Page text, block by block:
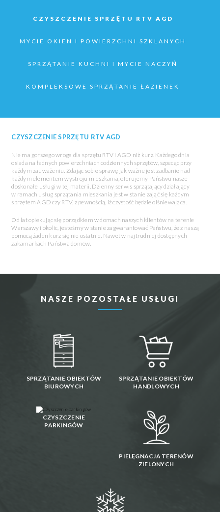
CZYSZCZENIE SPRZĘTU RTV AGD
MYCIE OKIEN I POWIERZCHNI SZKLANYCH
SPRZĄTANIE KUCHNI I MYCIE NACZYŃ
KOMPLEKSOWE SPRZĄTANIE ŁAZIENEK
CZYSZCZENIE SPRZĘTU RTV AGD
Nie ma gorszego wroga dla sprzętu RTV i AGD niż kurz. Każdego dnia
osiada na ładnych powierzchniach codziennych sprzętów, szpecąc przy
każdym zauważeniu. Zdając sobie sprawę jak ważne jest zadbanie nad
każdym elementem wystroju mieszkania, oferujemy Państwu nasze
doskonałe usługi w tej materii. Dzienny serwis sprzątający działający
w ramach usług sprzątania mieszkania jest w stanie zająć się każdym
sprzętem AGD czy RTV, z pewnością, iż czystość będzie olśniewająca.
Od lat opiekując się porządkiem w domach naszych klientów na terenie
Warszawy i okolic, jesteśmy w stanie zagwarantować Państwu, że z naszą
pomocą żaden kurz się nie ostatnie. Nawet w najtrudniej dostępnych
zakamarkach Państwa domów.
NASZE POZOSTAŁE USŁUGI
SPRZĄTANIE OBIEKTÓW
BIUROWYCH
SPRZĄTANIE OBIEKTÓW
HANDLOWYCH
CZYSZCZENIE
PARKINGÓW
PIELĘGNACJA TERENÓW
ZIELONYCH